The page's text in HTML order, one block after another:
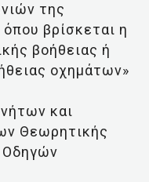
της
βρίσκεται η
βοήθειας ή
οχημάτων»
και
Θεωρητικής
Οδηγών